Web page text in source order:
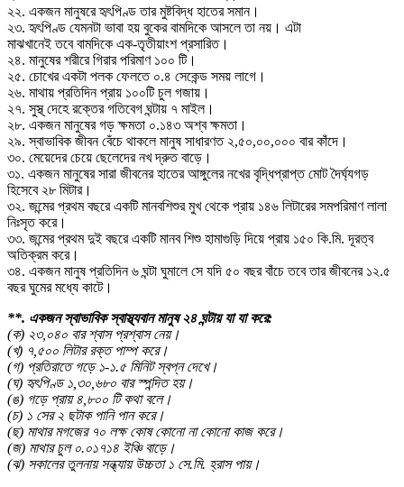
২২. একজন মানুষরে হৃৎপিণ্ড তার মুষ্টবিদ্ধ হাতের সমান।
২৩. হৃৎপিণ্ড যেমনটা ভাবা হয় বুকের বামদিকে আসলে তা নয়। এটা
মাঝখানেই তবে বামদিকে এক-তৃতীয়াংশ প্রসারিত।
২৪. মানুষের শরীরে গিরার পরিমাণ ১০০ টি।
২৫. চোখের একটা পলক ফেলতে ০.৪ সেকেন্ড সময় লাগে।
২৬. মাথায় প্রতিদিন প্রায় ১০০টি চুল গজায়।
২৭. সুস্থ্ দেহে রক্তের গতিবেগ ঘন্টায় ৭ মাইল।
২৮. একজন মানুষের গড় ক্ষমতা ০.১৪৩ অশ্ব ক্ষমতা।
২৯. স্বাভাবিক জীবন বেঁচে থাকলে মানুষ সাধারণত ২,৫০,০০,০০০ বার কাঁদে।
৩০. মেয়েদের চেয়ে ছেলেদের নখ দ্রুত বাড়ে।
৩১. একজন মানুষের সারা জীবনের হাতের আঙ্গুলের নখের বৃদ্ধিপ্রাপ্ত মোট দৈর্ঘ্যগড়
হিসেবে ২৮ মিটার।
৩২. জন্মের প্রথম বছরে একটি মানবশিশুর মুখ থেকে প্রায় ১৪৬ লিটারের সমপরিমাণ লালা
নিঃসৃত করে।
৩৩. জন্মের প্রথম দুই বছরে একটি মানব শিশু হামাগুড়ি দিয়ে প্রায় ১৫০ কি.মি. দূরত্ব
অতিক্রম করে।
৩৪. একজন মানুষ প্রতিদিন ৬ ঘন্টা ঘুমালে সে যদি ৫০ বছর বাঁচে তবে তার জীবনের ১২.৫
বছর ঘুমের মধ্যে কাটে।
**. একজন স্বাভাবিক স্বাস্থ্যবান মানুষ ২৪ ঘন্টায় যা যা করে:
(ক) ২৩,০৪০ বার শ্বাস প্রশ্বাস নেয়।
(খ) ৭,৫০০ লিটার রক্ত পাম্প করে।
(গ) প্রতিরাতে গড়ে ১-১.৫ মিনিট স্বপ্ন দেখে।
(ঘ) হৃৎপিণ্ড ১,৩০,৬৮০ বার স্পন্দিত হয়।
(ঙ) গড়ে প্রায় ৪,৮০০ টি কথা বলে।
(চ) ১ সের ২ ছটাক পানি পান করে।
(ছ) মাথার মগজের ৭০ লক্ষ কোষ কোনো না কোনো কাজ করে।
(জ) মাথার চুল ০.০১৭১৪ ইঞ্চি বাড়ে।
(ঝ) সকালের তুলনায় সন্ধ্যায় উচ্চতা ১ সে.মি. হ্রাস পায়।